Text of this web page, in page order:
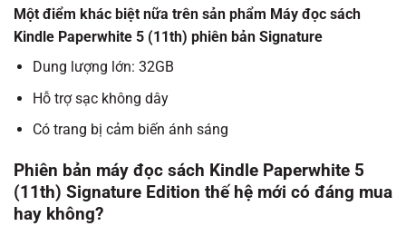
Một điểm khác biệt nữa trên sản phẩm Máy đọc sách
Kindle Paperwhite 5 (11th) phiên bản Signature
Dung lượng lớn: 32GB
Hỗ trợ sạc không dây
Có trang bị cảm biến ánh sáng
Phiên bản máy đọc sách Kindle Paperwhite 5
(11th) Signature Edition thế hệ mới có đáng mua
hay không?